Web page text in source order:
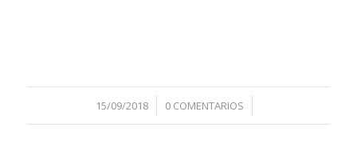
15/09/2018
/ 0 COMENTARIOS
/